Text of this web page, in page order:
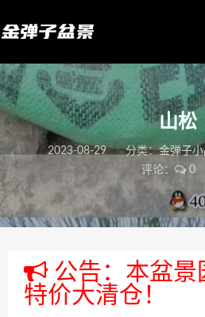
山松
2023-08-29 分类：金弹子
评论：
0
公告：本盆景
特价大清仓！